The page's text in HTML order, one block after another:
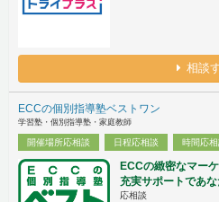
相談
ECCの個別指導塾ベストワン
学習塾・個別指導塾・家庭教師
開催場所応相談 日程応相談 時間応相
ECCの緻密なマー
充実サポートであ
応相談